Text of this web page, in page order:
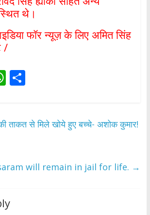
थे।
फॉर न्यूज़ के लिए अमित सिंह
/
W
s
p
S
e
ताकत से मिले खोये हुए बच्चे- अशोक कुमार!
will remain in jail for life. →